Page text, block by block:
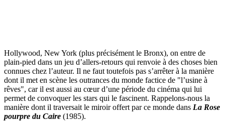
Hollywood, New York (plus précisément le Bronx), on entre de
plain-pied dans un jeu d’allers-retours qui renvoie à des choses bien
connues chez l’auteur. Il ne faut toutefois pas s’arrêter à la manière
dont il met en scène les outrances du monde factice de "l’usine à
rêves", car il est aussi au cœur d’une période du cinéma qui lui
permet de convoquer les stars qui le fascinent. Rappelons-nous la
manière dont il traversait le miroir offert par ce monde dans La Rose
pourpre du Caire (1985).